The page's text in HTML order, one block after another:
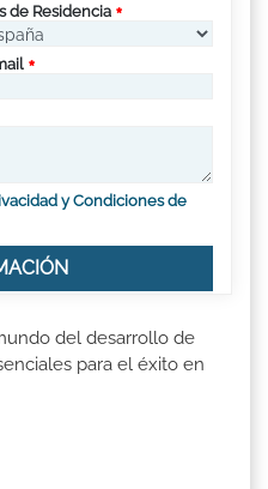
de Residencia
y Condiciones de
del desarrollo de
para el éxito en